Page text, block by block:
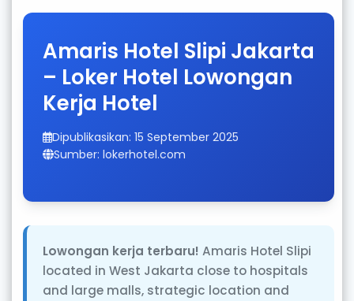
Amaris Hotel Slipi Jakarta
– Loker Hotel Lowongan
Kerja Hotel
Dipublikasikan: 15 September 2025
Sumber: lokerhotel.com
Lowongan kerja terbaru! Amaris Hotel Slipi
located in West Jakarta close to hospitals
and large malls, strategic location and